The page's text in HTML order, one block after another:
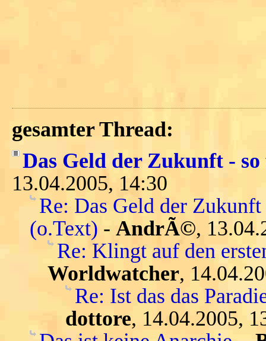
gesamter Thread:
Das Geld der Zukunft -
13.04.2005, 14:30
Re: Das Geld der
(o.Text) - AndrÃ©,
Re: Klingt auf den
Worldwatcher,
Re: Ist das das
dottore, 14.04.2005,